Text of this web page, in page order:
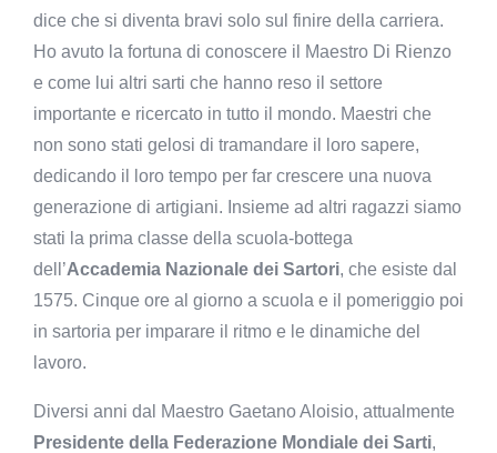
dice che si diventa bravi solo sul finire della carriera.
Ho avuto la fortuna di conoscere il Maestro Di Rienzo
e come lui altri sarti che hanno reso il settore
importante e ricercato in tutto il mondo. Maestri che
non sono stati gelosi di tramandare il loro sapere,
dedicando il loro tempo per far crescere una nuova
generazione di artigiani. Insieme ad altri ragazzi siamo
stati la prima classe della scuola-bottega
dell’Accademia Nazionale dei Sartori, che esiste dal
1575. Cinque ore al giorno a scuola e il pomeriggio poi
in sartoria per imparare il ritmo e le dinamiche del
lavoro.
Diversi anni dal Maestro Gaetano Aloisio, attualmente
Presidente della Federazione Mondiale dei Sarti,